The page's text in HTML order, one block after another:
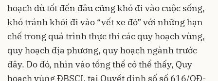
hoạch dù tốt đến đâu cũng khó đi vào cuộc sống,
khó tránh khỏi đi vào “vết xe đỏ” với những hạn
chế trong quá trình thực thi các quy hoạch vùng,
quy hoạch địa phương, quy hoạch ngành trước
đây. Do đó, nhìn vào tổng thể có thể thấy, Quy
hoạch vùng ĐBSCL tại Quyết định số số 616/QĐ-